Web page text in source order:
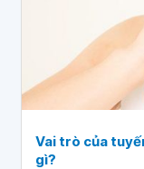
Vai trò của
gì?